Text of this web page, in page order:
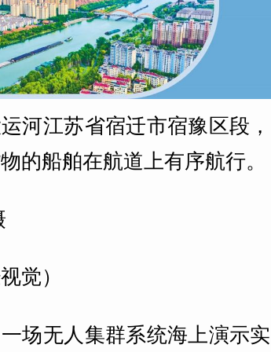
河江苏省宿迁市宿豫区段
的船舶在航道上有序航行。
觉）
场无人集群系统海上演示